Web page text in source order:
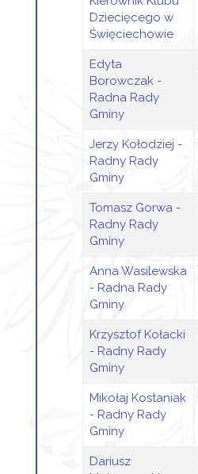
Dziecięcego w
Święciechowie
Edyta
Borowczak -
Radna Rady
Gminy
Jerzy Kołodziej -
Radny Rady
Gminy
Tomasz Gorwa -
Radny Rady
Gminy
Anna Wasilewska
- Radna Rady
Gminy
Krzysztof Kołacki
- Radny Rady
Gminy
Mikołaj Kostaniak
- Radny Rady
Gminy
Dariusz